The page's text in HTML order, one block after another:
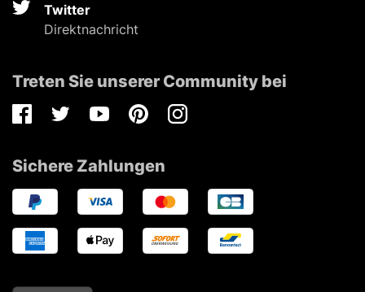
Twitter
Direktnachricht
Treten Sie unserer Community bei
FacebookTwitterYoutubePinterestInstagram
Sichere Zahlungen